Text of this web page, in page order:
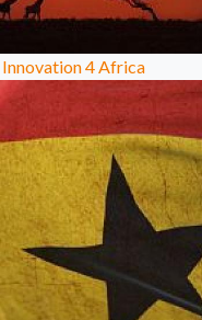
Innovation 4 Africa